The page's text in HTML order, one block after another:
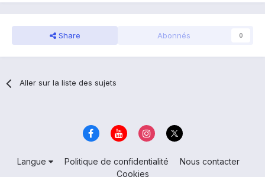
Share Abonnés 0
Aller sur la liste des sujets
Langue Politique de confidentialité
Nous contacter
Cookies